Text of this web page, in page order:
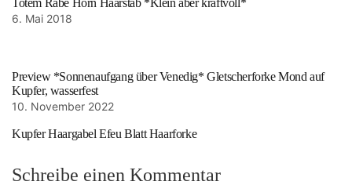
Totem Rabe Horn Haarstab *Klein aber kraftvoll*
6. Mai 2018
Preview *Sonnenaufgang über Venedig* Gletscherforke Mond auf
Kupfer, wasserfest
10. November 2022
Kupfer Haargabel Efeu Blatt Haarforke
Schreibe einen Kommentar